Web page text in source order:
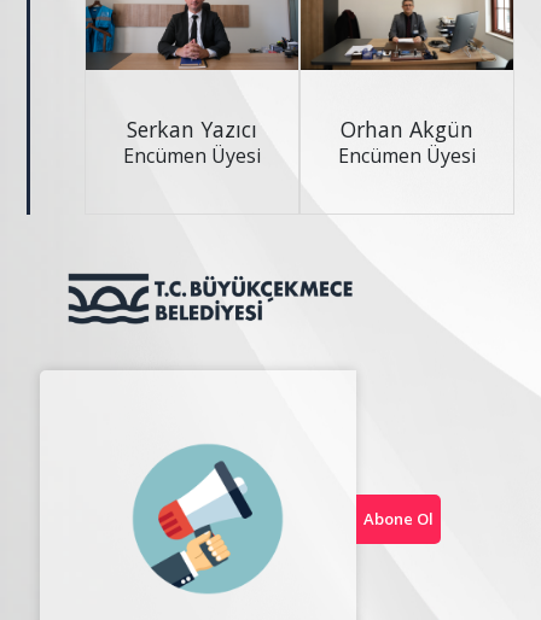
Serkan Yazıcı
Encümen Üyesi
Orhan Akgün
Encümen Üyesi
Abone Ol